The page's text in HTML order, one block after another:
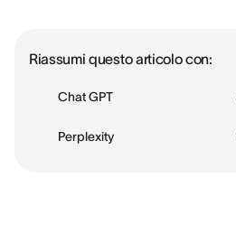
Riassumi questo articolo con:
Chat GPT
Perplexity